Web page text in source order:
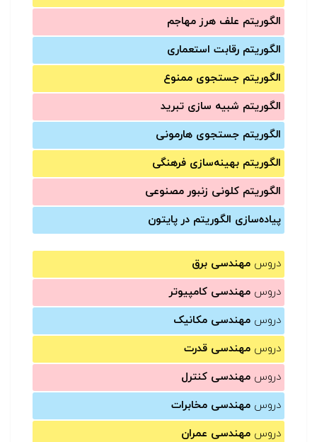
الگوریتم علف هرز مهاجم
الگوریتم رقابت استعماری
الگوریتم جستجوی ممنوع
الگوریتم شبیه سازی تبرید
الگوریتم جستجوی هارمونی
الگوریتم بهینه‌سازی فرهنگی
الگوریتم کلونی زنبور مصنوعی
پیاده‌سازی الگوریتم در پایتون
دروس مهندسی برق
دروس مهندسی کامپیوتر
دروس مهندسی مکانیک
دروس مهندسی قدرت
دروس مهندسی کنترل
دروس مهندسی مخابرات
دروس مهندسی عمران